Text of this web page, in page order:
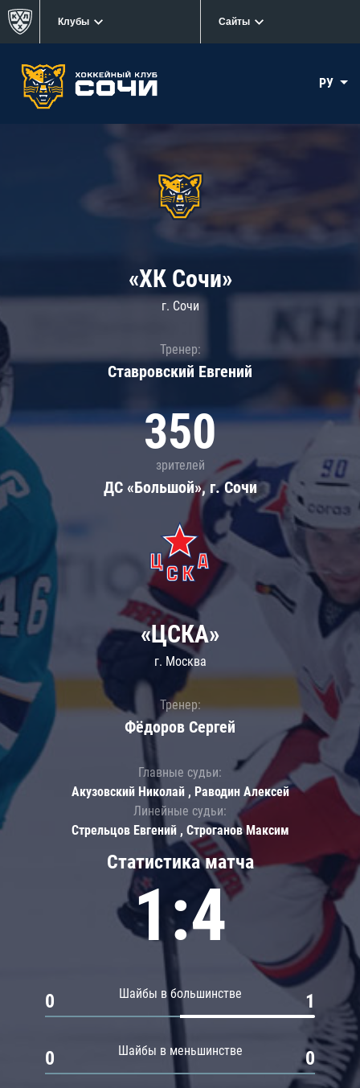
Клубы Сайты
РУ
«ХК Сочи»
г. Сочи
Тренер:
Ставровский Евгений
350
зрителей
ДС «Большой», г. Сочи
Статистика матча
1:4
Шайбы в большинстве
0 1
Шайбы в меньшинстве
0 0
«ЦСКА»
г. Москва
Тренер:
Фёдоров Сергей
Главные судьи:
Акузовский Николай , Раводин Алексей
Линейные судьи:
Стрельцов Евгений , Строганов Максим